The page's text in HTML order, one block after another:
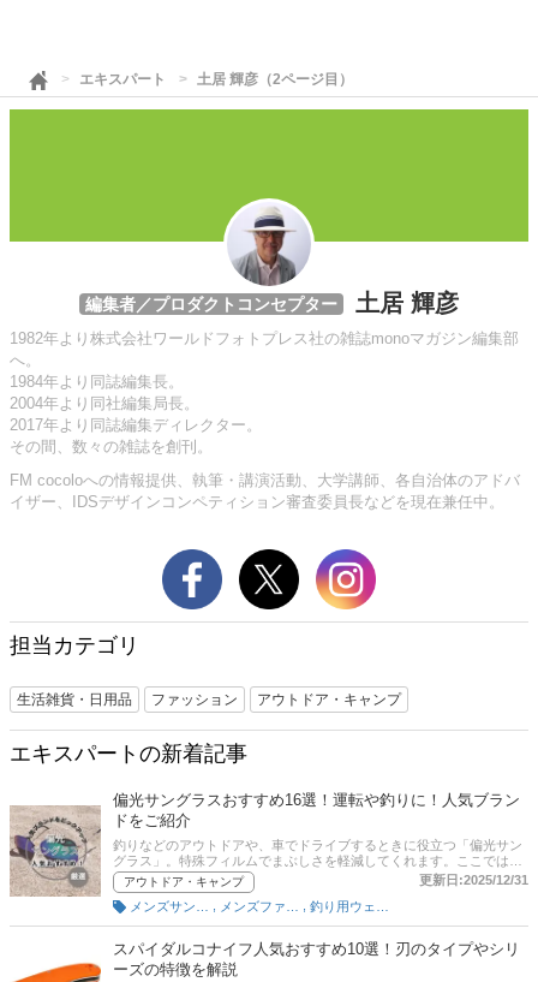
エキスパート 土居 輝彦（2ページ目）
編集者／プロダクトコンセプター 土居 輝彦
1982年より株式会社ワールドフォトプレス社の雑誌monoマガジン編集部
へ。
1984年より同誌編集長。
2004年より同社編集局長。
2017年より同誌編集ディレクター。
その間、数々の雑誌を創刊。
FM cocoloへの情報提供、執筆・講演活動、大学講師、各自治体のアドバ
イザー、IDSデザインコンペティション審査委員長などを現在兼任中。
担当カテゴリ
生活雑貨・日用品 ファッション アウトドア・キャンプ
エキスパートの新着記事
偏光サングラスおすすめ16選！運転や釣りに！人気ブラン
ドをご紹介
釣りなどのアウトドアや、車でドライブするときに役立つ「偏光サン
グラス」。特殊フィルムでまぶしさを軽減してくれます。ここでは、
偏光サングラスの選び方とおすすめ商品をご紹介します。レイバンや
オークリー、タレックスなど人気ブランドの商品もピックアップ！ま
た、通販サイトの最新人気ランキングも掲載していますので、売れ筋
や口コミもチェックしてみてくださいね。
アウトドア・キャンプ
更新日:2025/12/31
スパイダルコナイフ人気おすすめ10選！刃のタイプやシリ
ーズの特徴を解説